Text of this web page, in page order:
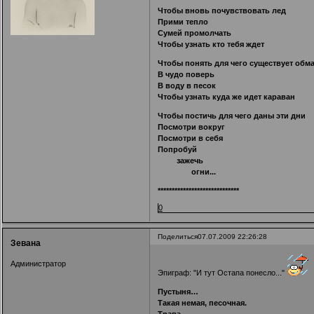
Чтобы вновь почувствовать лед
Прими тепло
Сумей промолчать
Чтобы узнать кто тебя ждет
Чтобы понять для чего существует
В чудо поверь
В воду в песок
Чтобы узнать куда же идет караван
Чтобы постичь для чего даны эти дни
Посмотри вокруг
Посмотри в себя
Попробуй
зажечь
огни...
*****************************
0
Поделиться07.07.2009 22:26:28
Зевана
Администратор
Эпиграф: "И тут Остапа понесло..."
Пустыня…
Такая немая, песочная.